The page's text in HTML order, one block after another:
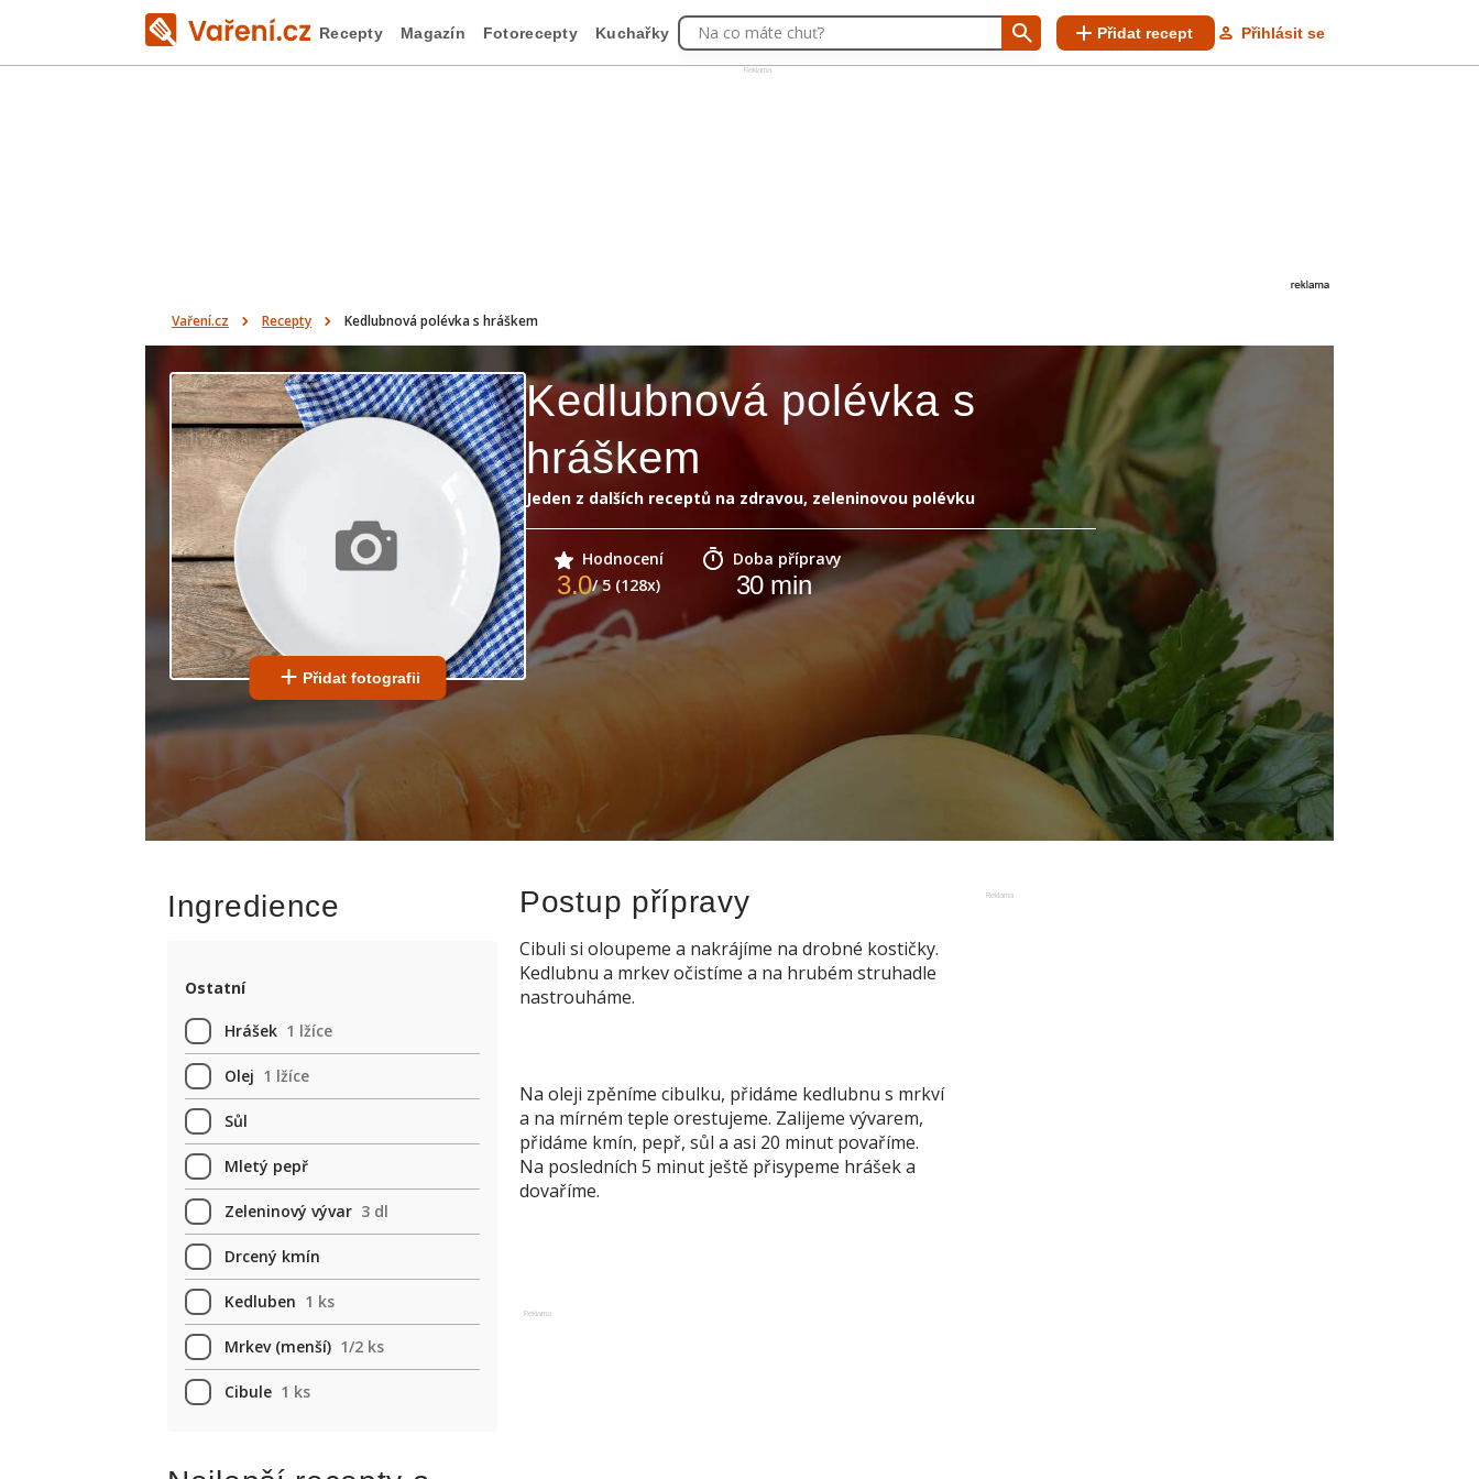
Reklama
Recepty Magazín Fotorecepty Kuchařky Na co máte chuť? Přidat recept Přihlásit se
Vaření.cz Recepty Kedlubnová polévka s hráškem
Přidat fotografii
Kedlubnová polévka s
hráškem
Jeden z dalších receptů na zdravou, zeleninovou polévku
Hodnocení
3.0/ 5 (128x)
Doba přípravy
30min
Reklama
Ingredience
Ostatní
Hrášek 1 lžíce
Olej 1 lžíce
Sůl
Mletý pepř
Zeleninový vývar 3 dl
Drcený kmín
Kedluben 1 ks
Mrkev (menší) 1/2 ks
Cibule 1 ks
Postup přípravy
Cibuli si oloupeme a nakrájíme na drobné kostičky.
Kedlubnu a mrkev očistíme a na hrubém struhadle
nastrouháme.
Na oleji zpěníme cibulku, přidáme kedlubnu s mrkví
a na mírném teple orestujeme. Zalijeme vývarem,
přidáme kmín, pepř, sůl a asi 20 minut povaříme.
Na posledních 5 minut ještě přisypeme hrášek a
dovaříme.
Reklama